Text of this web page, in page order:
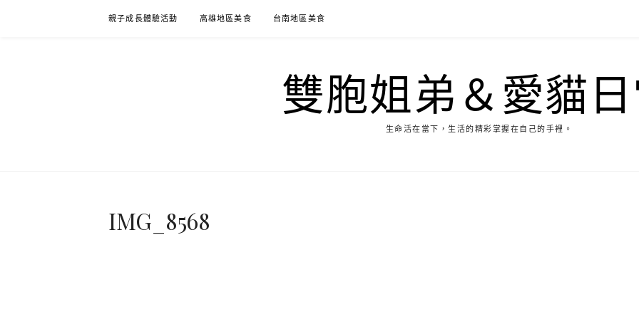
親子成長體驗活動 高雄地區美食 台南地區美食
雙胞姐弟＆愛貓
生命活在當下，生活的精彩掌握在自己的手裡。
IMG_8568